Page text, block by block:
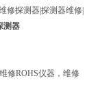
修探测器|探测器维修|
测器
修ROHS仪器，维修